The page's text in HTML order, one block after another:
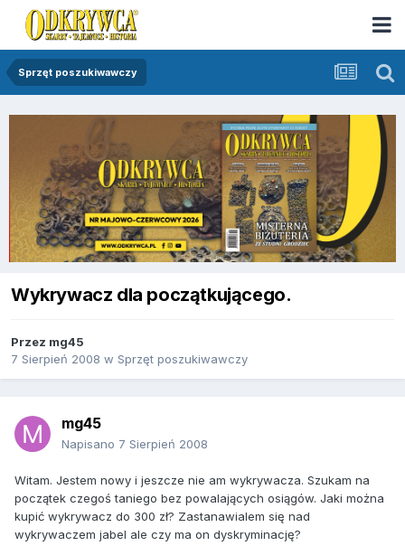
Sprzęt poszukiwawczy
Wykrywacz dla początkującego.
Przez mg45
7 Sierpień 2008 w Sprzęt poszukiwawczy
mg45
Napisano 7 Sierpień 2008
Witam. Jestem nowy i jeszcze nie am wykrywacza. Szukam na
początek czegoś taniego bez powalających osiągów. Jaki można
kupić wykrywacz do 300 zł? Zastanawialem się nad
wykrywaczem jabel ale czy ma on dyskryminację?